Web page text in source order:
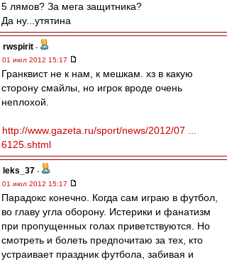
5 лямов? За мега защитника?
Да ну...утятина
rwspirit -
01 июл 2012 15:17
Гранквист не к нам, к мешкам. хз в какую
сторону смайлы, но игрок вроде очень
неплохой.
http://www.gazeta.ru/sport/news/2012/07 ...
6125.shtml
leks_37 -
01 июл 2012 15:17
Парадокс конечно. Когда сам играю в футбол,
во главу угла оборону. Истерики и фанатизм
при пропущенных голах приветствуются. Но
смотреть и болеть предпочитаю за тех, кто
устраивает праздник футбола, забивая и